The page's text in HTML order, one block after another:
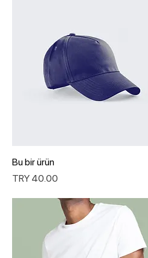
Bu bir ürün
السعر